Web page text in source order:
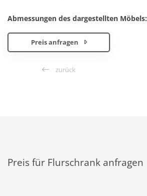
Abmessungen des dargestellten Möbels:
Preis anfragen
zurück
Preis für Flurschrank anfragen